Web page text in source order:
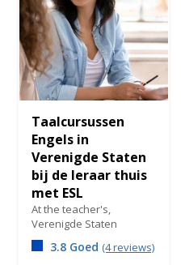
Taalcursussen
Engels in
Verenigde Staten
bij de leraar thuis
met ESL
At the teacher's,
Verenigde Staten
3.8 Goed (4 reviews)